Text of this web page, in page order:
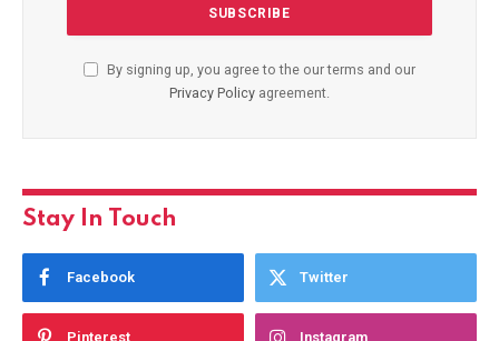
By signing up, you agree to the our terms and our
Privacy Policy agreement.
Stay In Touch
Facebook Twitter
Pinterest Instagram